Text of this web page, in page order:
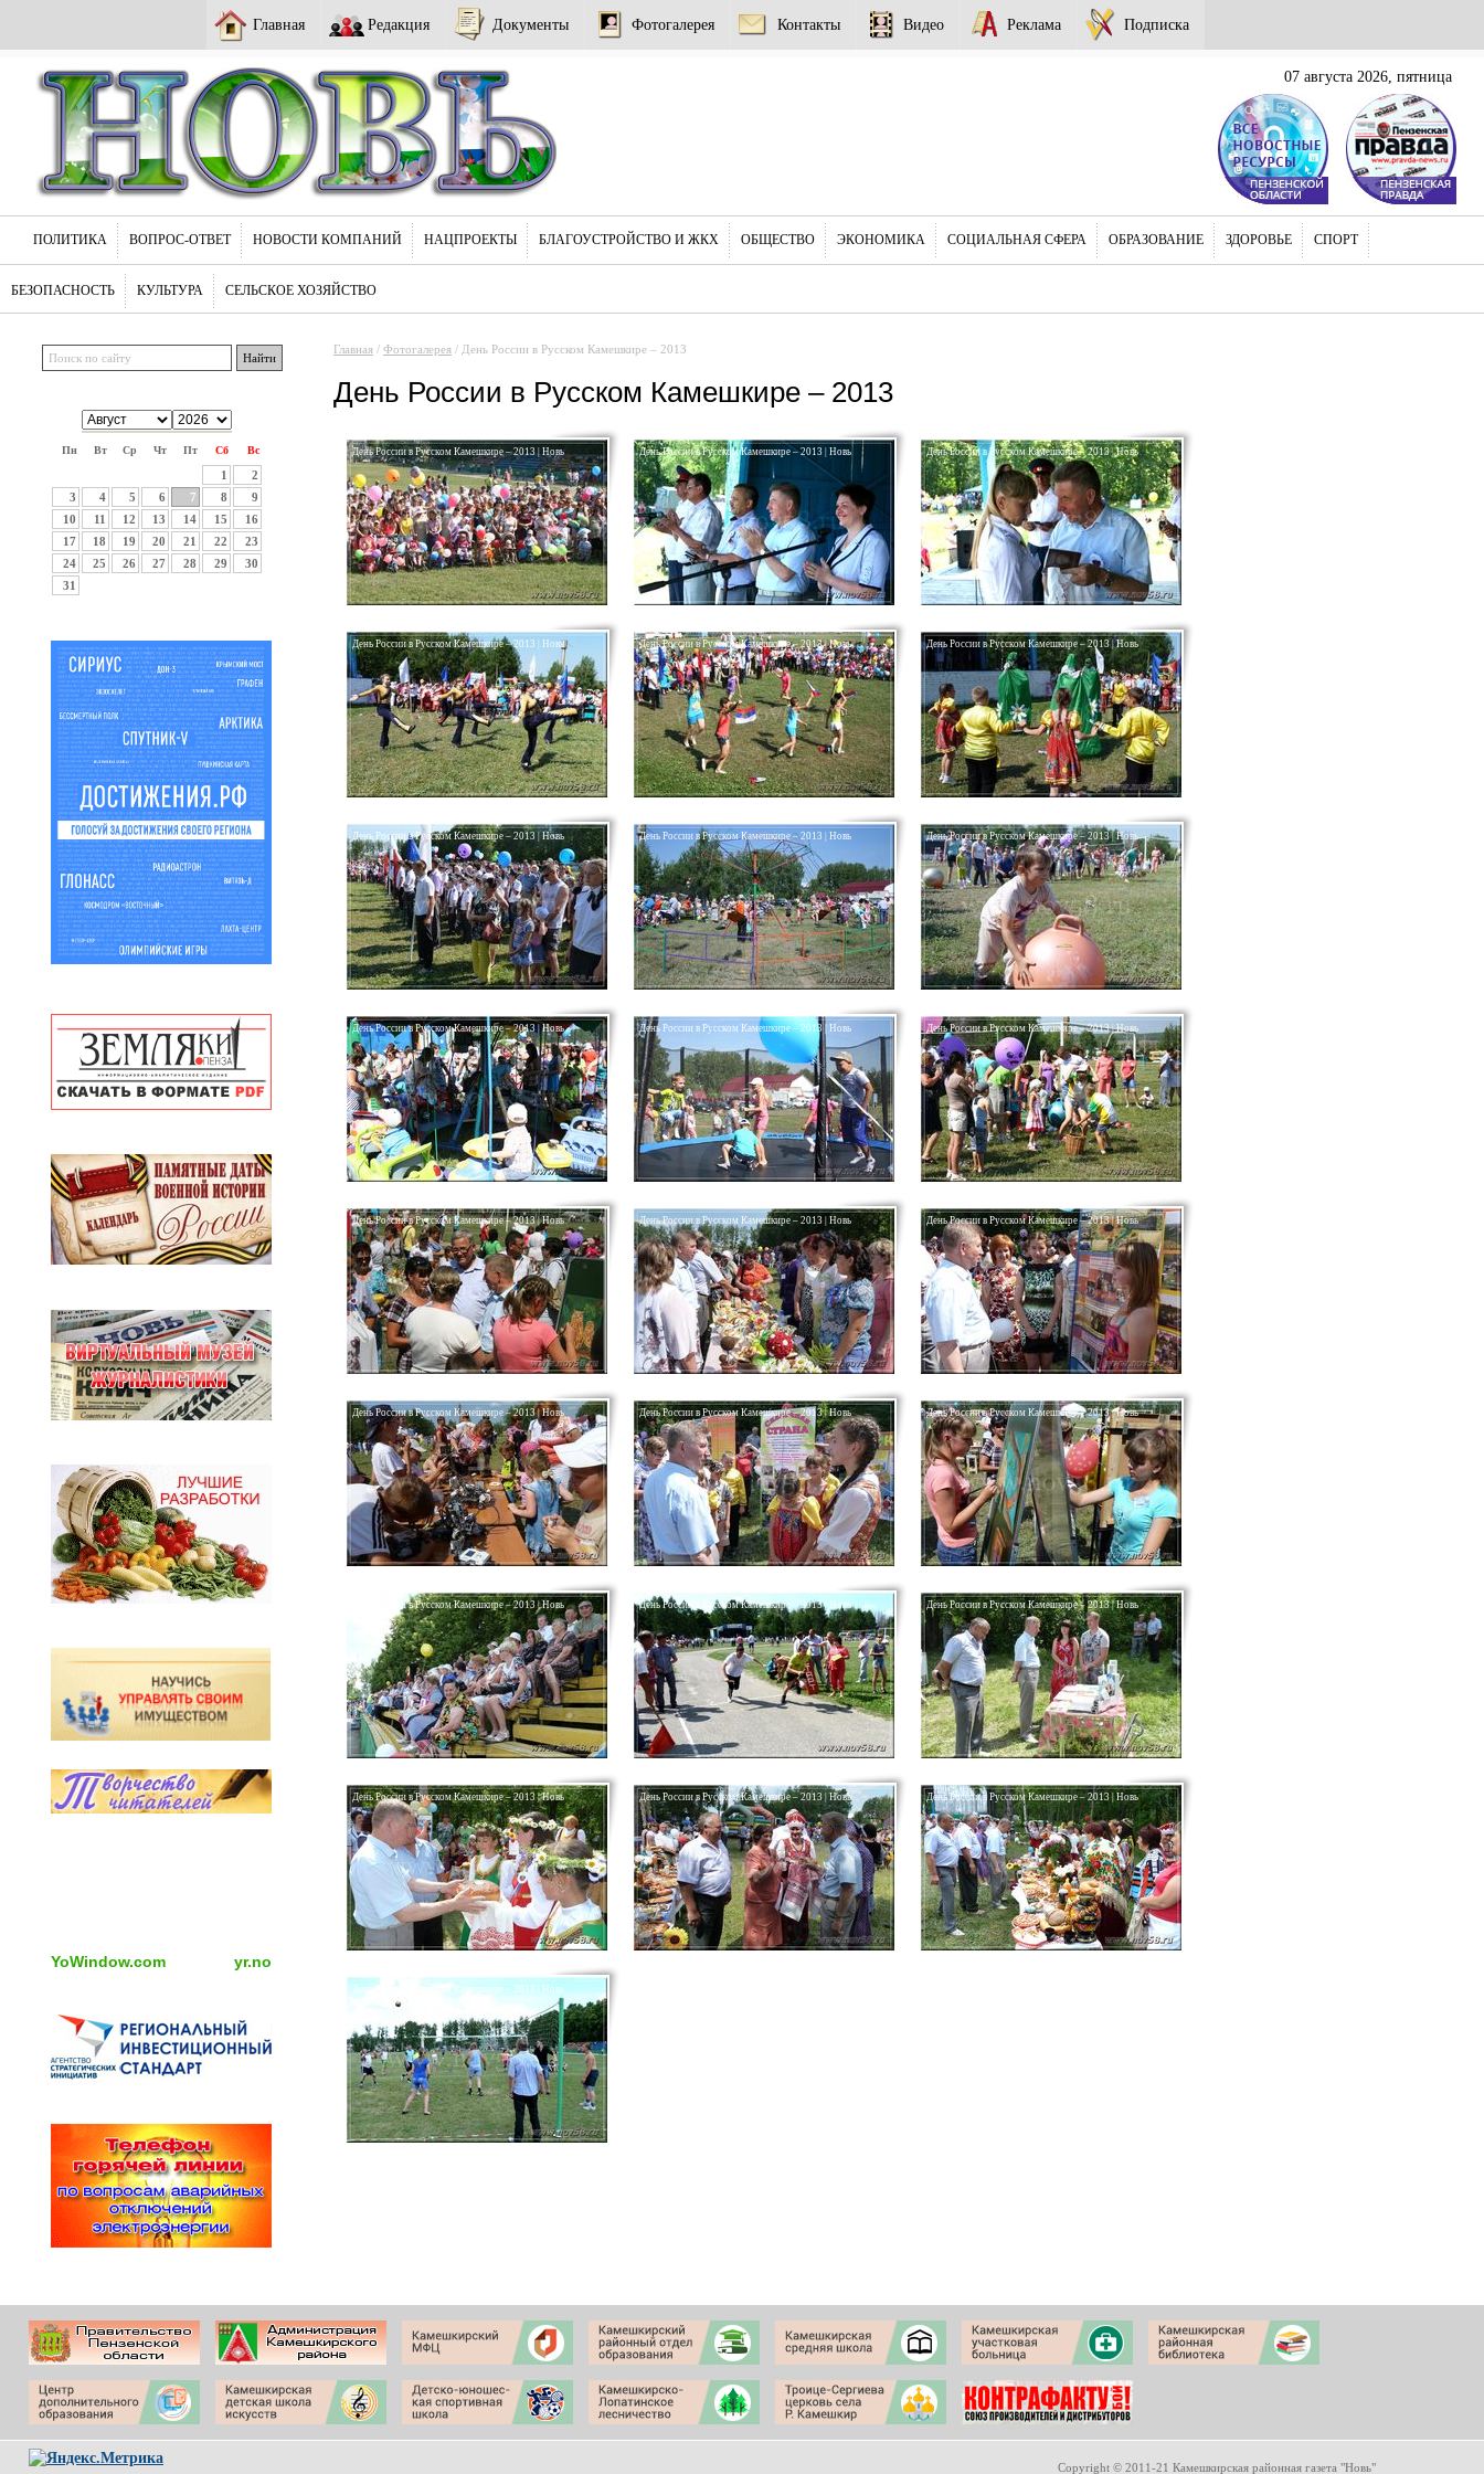
Главная Редакция Документы Фотогалерея Контакты Видео Реклама Подписка
07 августа 2026, пятница
ПОЛИТИКА ВОПРОС-ОТВЕТ НОВОСТИ КОМПАНИЙ НАЦПРОЕКТЫ БЛАГОУСТРОЙСТВО И ЖКХ ОБЩЕСТВО ЭКОНОМИКА СОЦИАЛЬНАЯ СФЕРА ОБРАЗОВАНИЕ ЗДОРОВЬЕ СПОРТ
БЕЗОПАСНОСТЬ КУЛЬТУРА СЕЛЬСКОЕ ХОЗЯЙСТВО
Пн Вт Ср Чт Пт Сб Вс
1
2
3
4 5 6 7 8
9
10
11 12 13 14 15
16
17
18 19 20 21 22
23
24
25 26 27 28 29
30
31
YoWindow.com yr.no
Главная / Фотогалерея / День России в Русском Камешкире – 2013
День России в Русском Камешкире – 2013
День России в Русском Камешкире – 2013 | Новь День России в Русском Камешкире – 2013 | Новь День России в Русском Камешкире – 2013 | Новь
День России в Русском Камешкире – 2013 | Новь День России в Русском Камешкире – 2013 | Новь День России в Русском Камешкире – 2013 | Новь
День России в Русском Камешкире – 2013 | Новь День России в Русском Камешкире – 2013 | Новь День России в Русском Камешкире – 2013 | Новь
День России в Русском Камешкире – 2013 | Новь День России в Русском Камешкире – 2013 | Новь День России в Русском Камешкире – 2013 | Новь
День России в Русском Камешкире – 2013 | Новь День России в Русском Камешкире – 2013 | Новь День России в Русском Камешкире – 2013 | Новь
День России в Русском Камешкире – 2013 | Новь День России в Русском Камешкире – 2013 | Новь День России в Русском Камешкире – 2013 | Новь
День России в Русском Камешкире – 2013 | Новь День России в Русском Камешкире – 2013 | Новь День России в Русском Камешкире – 2013 | Новь
День России в Русском Камешкире – 2013 | Новь День России в Русском Камешкире – 2013 | Новь День России в Русском Камешкире – 2013 | Новь
День России в Русском Камешкире – 2013 | Новь
Copyright © 2011-21 Камешкирская районная газета "Новь"